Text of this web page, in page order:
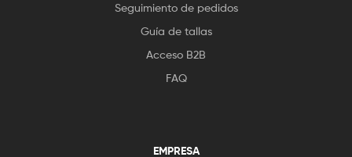
Seguimiento de pedidos
Guía de tallas
Acceso B2B
FAQ
EMPRESA